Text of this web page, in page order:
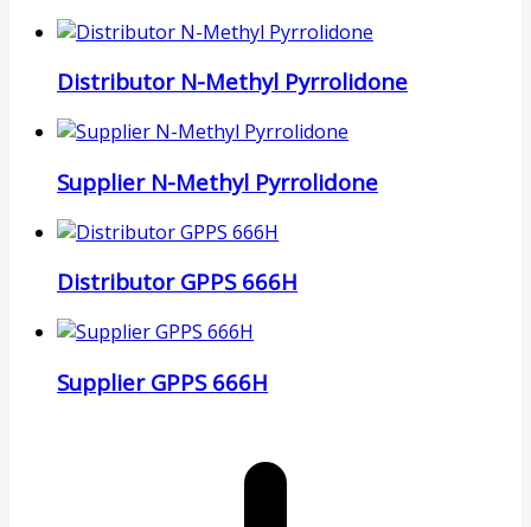
Distributor N-Methyl Pyrrolidone
Supplier N-Methyl Pyrrolidone
Distributor GPPS 666H
Supplier GPPS 666H